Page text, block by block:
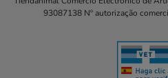
93087138 Nº autorização